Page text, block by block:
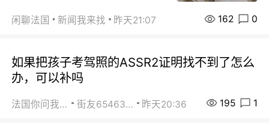
闲聊法国 新闻我来找 昨天21:07 162 0
如果把孩子考驾照的ASSR2证明找不到了怎么
办，可以补吗
法国你问我答 街友65463281 昨天20:36 195 1